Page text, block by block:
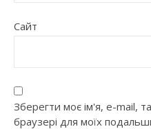
Сайт
Зберегти моє ім'я, e-mail,
браузері для моїх